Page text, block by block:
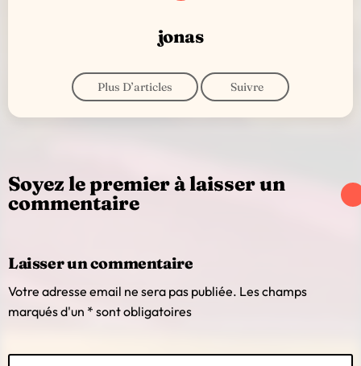
jonas
Plus D’articles Suivre
Soyez le premier à laisser un
commentaire
Laisser un commentaire
Votre adresse email ne sera pas publiée. Les champs
marqués d'un * sont obligatoires